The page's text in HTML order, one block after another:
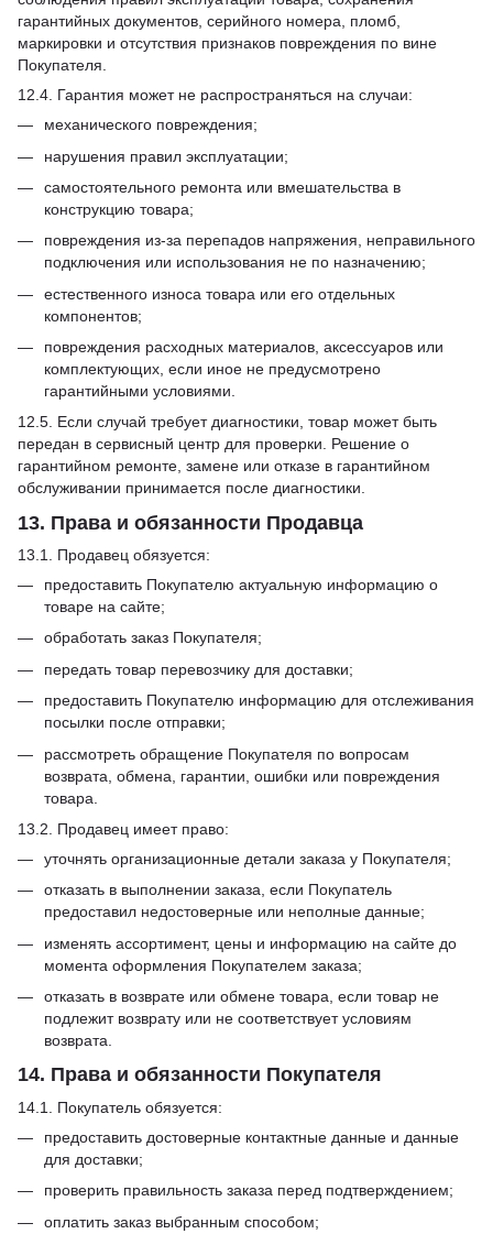
гарантийных документов, серийного номера, пломб,
маркировки и отсутствия признаков повреждения по вине
Покупателя.
12.4. Гарантия может не распространяться на случаи:
механического повреждения;
нарушения правил эксплуатации;
самостоятельного ремонта или вмешательства в
конструкцию товара;
повреждения из-за перепадов напряжения, неправильного
подключения или использования не по назначению;
естественного износа товара или его отдельных
компонентов;
повреждения расходных материалов, аксессуаров или
комплектующих, если иное не предусмотрено
гарантийными условиями.
12.5. Если случай требует диагностики, товар может быть
передан в сервисный центр для проверки. Решение о
гарантийном ремонте, замене или отказе в гарантийном
обслуживании принимается после диагностики.
13. Права и обязанности Продавца
13.1. Продавец обязуется:
предоставить Покупателю актуальную информацию о
товаре на сайте;
обработать заказ Покупателя;
передать товар перевозчику для доставки;
предоставить Покупателю информацию для отслеживания
посылки после отправки;
рассмотреть обращение Покупателя по вопросам
возврата, обмена, гарантии, ошибки или повреждения
товара.
13.2. Продавец имеет право:
уточнять организационные детали заказа у Покупателя;
отказать в выполнении заказа, если Покупатель
предоставил недостоверные или неполные данные;
изменять ассортимент, цены и информацию на сайте до
момента оформления Покупателем заказа;
отказать в возврате или обмене товара, если товар не
подлежит возврату или не соответствует условиям
возврата.
14. Права и обязанности Покупателя
14.1. Покупатель обязуется:
предоставить достоверные контактные данные и данные
для доставки;
проверить правильность заказа перед подтверждением;
оплатить заказ выбранным способом;